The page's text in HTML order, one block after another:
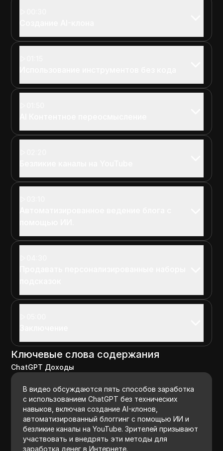
Ключевые слова содержания
ChatGPT Доходы
В видео обсуждаются пять способов заработка
с использованием ChatGPT без технических
навыков, включая создание AI-клонов,
автоматизированный блоггинг с помощью ИИ и
безликие каналы на YouTube. Зрителей призывают
участвовать и внедрять эти методы для
заработка денег в Интернете.